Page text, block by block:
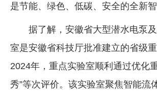
是节能、绿色、低碳、安全的全新智
据了解，安徽省大型潜水电泵
室是安徽省科技厅批准建立的省级重
2024年，重点实验室顺利通过优化
秀”等次评价。该实验室聚焦智能流